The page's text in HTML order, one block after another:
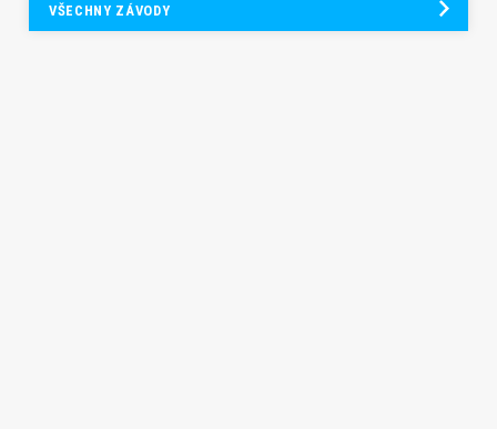
VŠECHNY ZÁVODY